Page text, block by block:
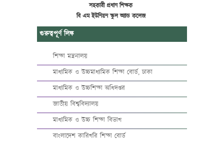
সহকারী প্রধান শিক্ষক
বি এম ইউনিয়ন স্কুল অ্যান্ড কলেজ
গুরুত্বপূর্ণ লিঙ্ক
শিক্ষা মন্ত্রনালয়
মাধ্যমিক ও উচ্চমাধ্যমিক শিক্ষা বোর্ড, ঢাকা
মাধ্যমিক ও উচ্চশিক্ষা অধিদপ্তর
জাতীয় বিশ্ববিদ্যালয়
মাধ্যমিক ও উচ্চ শিক্ষা বিভাগ
বাংলাদেশ কারিগরি শিক্ষা বোর্ড